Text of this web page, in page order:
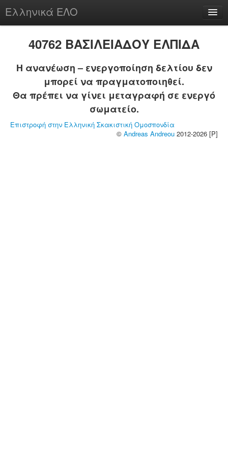
Ελληνικά ΕΛΟ
chesstu.be @ discord
Login
40762 ΒΑΣΙΛΕΙΑΔΟΥ ΕΛΠΙΔΑ
Η ανανέωση – ενεργοποίηση δελτίου δεν
μπορεί να πραγματοποιηθεί.
Θα πρέπει να γίνει μεταγραφή σε ενεργό
σωματείο.
Επιστροφή στην Ελληνική Σκακιστική Ομοσπονδία
© Andreas Andreou 2012-2026 [P]